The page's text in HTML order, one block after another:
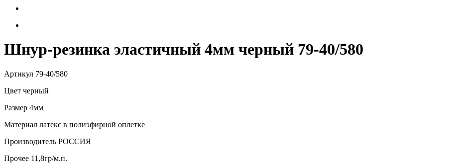
Шнур-резинка эластичный 4мм черный 79-40/580
Артикул 79-40/580
Цвет черный
Размер 4мм
Материал латекс в полиэфирной оплетке
Производитель РОССИЯ
Прочее 11,8гр/м.п.